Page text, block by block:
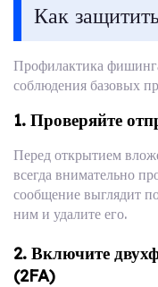
Как
Профилактика
соблюдения базовых
1. Проверяйте
Перед открытием
всегда внимательно
сообщение выглядит
ним и удалите его.
2. Включите
(2FA)